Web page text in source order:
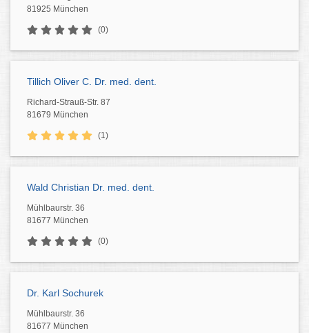
81925 München
(0)
Tillich Oliver C. Dr. med. dent.
Richard-Strauß-Str. 87
81679 München
(1)
Wald Christian Dr. med. dent.
Mühlbaurstr. 36
81677 München
(0)
Dr. Karl Sochurek
Mühlbaurstr. 36
81677 München